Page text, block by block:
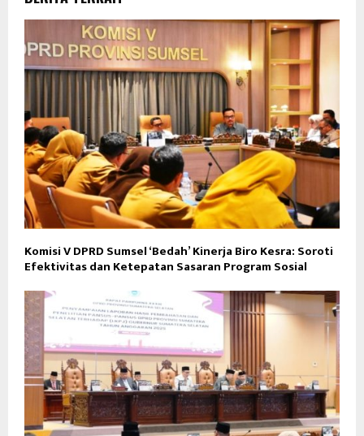
Komisi V DPRD Sumsel ‘Bedah’ Kinerja Biro Kesra: Soroti
Efektivitas dan Ketepatan Sasaran Program Sosial